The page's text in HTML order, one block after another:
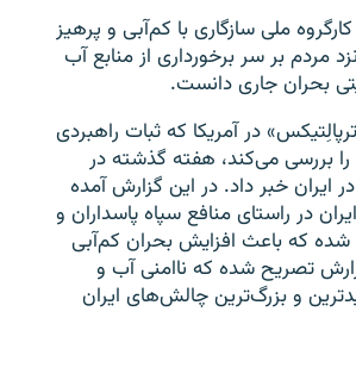
ملی سازگاری با کم‌آبی و پرهیز
مردم بر سر برخورداری از منابع آب
بحران جاری دانست.
در آمریکا که ثبات راهبردی
بررسی می‌کند، هفته گذشته در
ایران خبر داد. در این گزارش آمده
سد در ایران در راستای منافع سپاه پاسداران و
شده که باعث افزایش بحران کم‌آبی
تصریح شده که ناامنی آب و
و بزرگ‌ترین چالش‌های ایران